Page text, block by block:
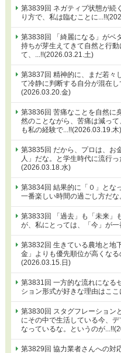
第3839回 ネガティブ状態が続
り方で、私は臨むことに
第3838回 「綺麗になる」がベ
持ちが芽生えてきて自然と行
て、...!!(2026.03.21.土)
第3837回 精神的に、まだ若々
て冷静に判断する自分が混在
(2026.03.20.金)
第3836回 苦痛なことを自然に
然のことながら、苦痛は減っ
も私の経験で...!!(2026.03.19.木)
第3835回 だから、プロは、お
人」だな。と学生時代に流行
(2026.03.18.水)
第3834回 結果的に「０」とな
一番楽しい時間の過ごし方だ
第3833回 「過去」も「未来」
が、私にとっては、「今」が
第3832回 生きている農地と地
金」よりも優先順位が高くな
(2026.03.15.日)
第3831回 一方的な流れになる
ション形式が好きな理由はこ
第3830回 スタグフレーション
にその中で生活している今、
なっているな。というのが
第3829回 協力業者さんへの対